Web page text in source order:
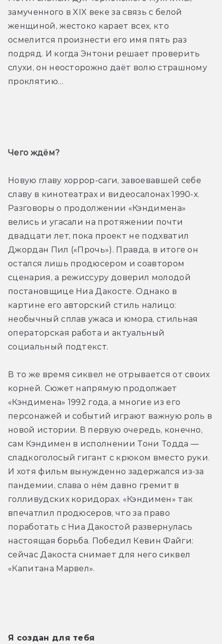
замученного в XIX веке за связь с белой
женщиной, жестоко карает всех, кто
осмелится произнести его имя пять раз
подряд. И когда Энтони решает проверить
слухи, он неосторожно даёт волю страшному
проклятию…
Чего ждём?
Новую главу хоррор-саги, завоевавшей себе
славу в кинотеатрах и видеосалонах 1990-х.
Разговоры о продолжении «Кэндимена»
велись и угасали на протяжении почти
двадцати лет, пока проект не подхватил
Джордан Пил («Прочь»). Правда, в итоге он
остался лишь продюсером и соавтором
сценария, а режиссуру доверил молодой
постановщице Ниа Дакосте. Однако в
картине его авторский стиль налицо:
необычный сплав ужаса и юмора, стильная
операторская работа и актуальный
социальный подтекст.
В то же время сиквел не отрывается от своих
корней. Сюжет напрямую продолжает
«Кэндимена» 1992 года, а многие из его
персонажей и событий играют важную роль в
новой истории. В первую очередь, конечно,
сам Кэндимен в исполнении Тони Тодда —
сладкоголосый гигант с крюком вместо руки.
И хотя фильм вынужденно задержался из-за
пандемии, слава о нём давно гремит в
голливудских коридорах. «Кэндимен» так
впечатлил продюсеров, что за право
поработать с Ниа Дакостой развернулась
настоящая борьба. Победил Кевин Файги:
сейчас Дакоста снимает для него сиквел
«Капитана Марвел».
Я создан для тебя